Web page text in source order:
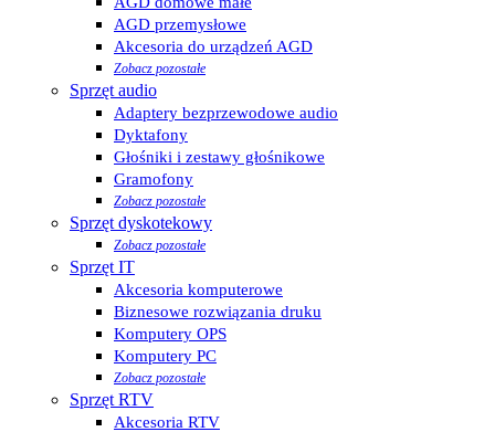
AGD przemysłowe
Akcesoria do urządzeń AGD
Zobacz pozostałe
Sprzęt audio
Adaptery bezprzewodowe audio
Dyktafony
Głośniki i zestawy głośnikowe
Gramofony
Zobacz pozostałe
Sprzęt dyskotekowy
Zobacz pozostałe
Sprzęt IT
Akcesoria komputerowe
Biznesowe rozwiązania druku
Komputery OPS
Komputery PC
Zobacz pozostałe
Sprzęt RTV
Akcesoria RTV